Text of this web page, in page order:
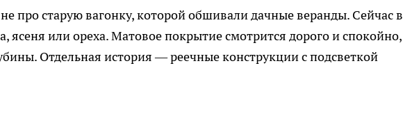
про старую вагонку, которой обшивали дачные веранды. Сейчас в
ясеня или ореха. Матовое покрытие смотрится дорого и спокойно,
Отдельная история — реечные конструкции с подсветкой